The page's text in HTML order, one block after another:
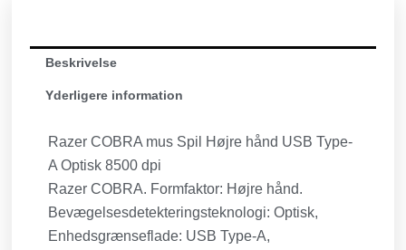
Beskrivelse
Yderligere information
Razer COBRA mus Spil Højre hånd USB Type-
A Optisk 8500 dpi
Razer COBRA. Formfaktor: Højre hånd.
Bevægelsesdetekteringsteknologi: Optisk,
Enhedsgrænseflade: USB Type-A,